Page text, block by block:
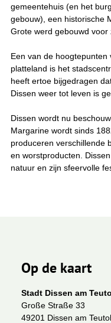
gemeentehuis (en het
gebouw), een historische
Grote werd gebouwd
Een van de
platteland is het
heeft ertoe bijgedragen
Dissen weer tot leven is
Dissen wordt nu
Margarine wordt sinds
produceren verschillende
en worstproducten.
natuur en zijn sfeervolle
Op de kaart
Stadt Dissen am
Große Straße 33
49201 Dissen am